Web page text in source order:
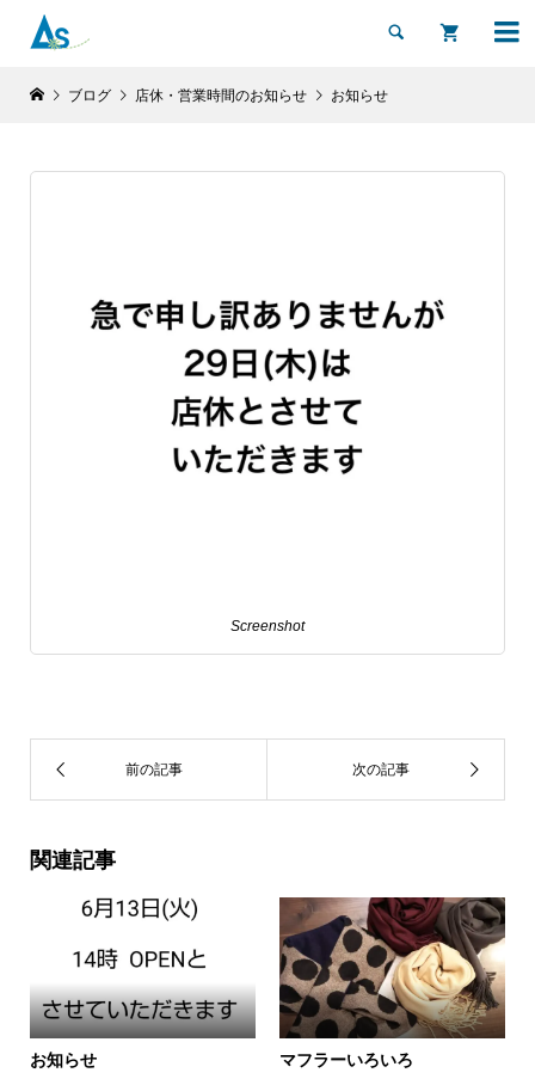
 
ブログ 店休・営業時間のお知らせ お知らせ
Screenshot
関連記事
お知らせ マフラーいろいろ